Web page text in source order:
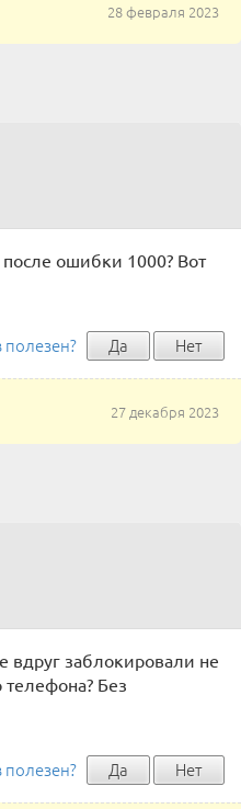
28 февраля 2023
ошибки 1000? Вот
полезен? Да Нет
27 декабря 2023
вдруг заблокировали не
Без
полезен? Да Нет